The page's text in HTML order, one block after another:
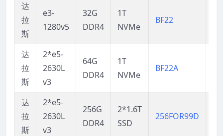
达
拉
斯
e3-
1280v5
32G
DDR4
1T
NVMe
BF22
达
拉
斯
2*e5-
2630L
v3
64G
DDR4
1T
NVMe
BF22A
达
拉
斯
2*e5-
2630L
v3
256G
DDR4
2*1.6T
SSD
256FOR99D